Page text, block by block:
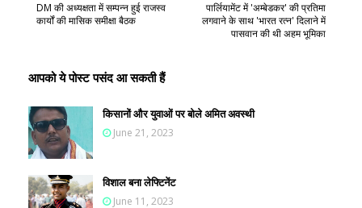
पार्लियामेंट में 'अम्बेडकर' की प्रतिमा
लगवाने के साथ 'भारत रत्न' दिलाने में
पासवान की थी अहम भूमिका
DM की अध्यक्षता में सम्पन्न हुई राजस्व
कार्यों की मासिक समीक्षा बैठक
आपको ये पोस्ट पसंद आ सकती हैं
किसानों और युवाओं पर बोले अमित अवस्थी
June 21, 2023
विशाल बना लेफ्टिनेंट
June 11, 2023